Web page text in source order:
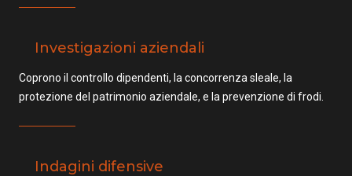
Investigazioni aziendali
Coprono il controllo dipendenti, la concorrenza sleale, la
protezione del patrimonio aziendale, e la prevenzione di frodi.
Indagini difensive